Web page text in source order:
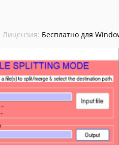
Лицензия: Бесплатно для